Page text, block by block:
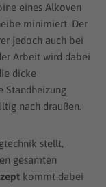
eines Alkoven
minimiert. Der
jedoch auch bei
Arbeit wird dabei
dicke
Standheizung
nach draußen.
stellt,
gesamten
kommt dabei